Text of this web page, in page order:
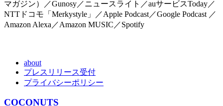
マガジン）／Gunosy／ニュースライト／auサービスToday／
NTTドコモ「Merkystyle」／Apple Podcast／Google Podcast ／
Amazon Alexa／Amazon MUSIC／Spotify
about
プレスリリース受付
プライバシーポリシー
COCONUTS